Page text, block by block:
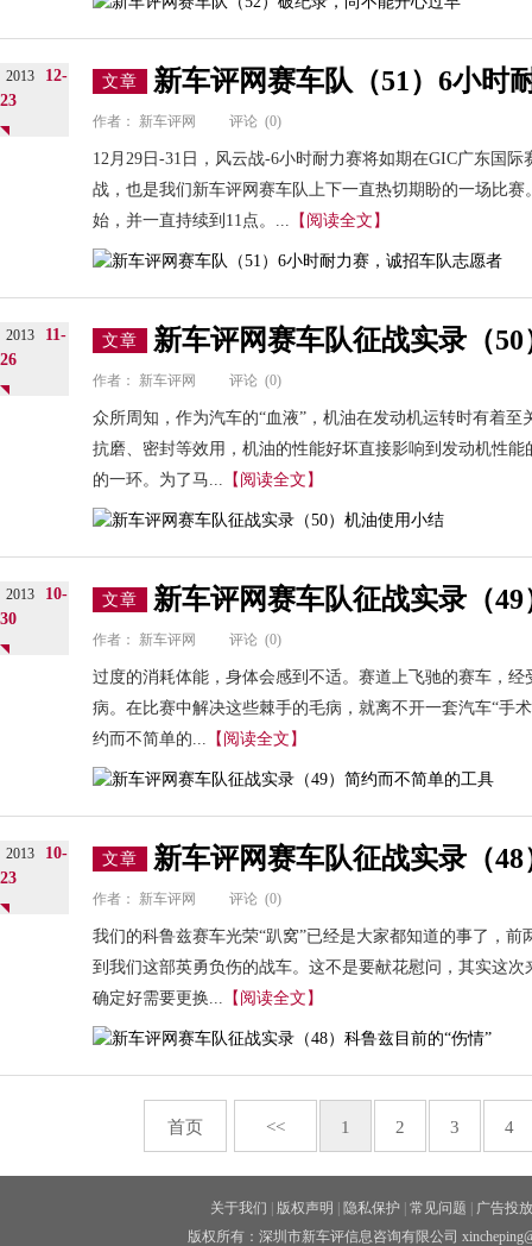
2013
12-
23
文章 新车评网赛车队（51）6小时
作者： 新车评网 评论 (0)
12月29日-31日，风云战-6小时耐力赛将如期在GIC广东国
战，也是我们新车评网赛车队上下一直热切期盼的一场比
始，并一直持续到11点。... 【阅读全文】
2013
11-
26
文章 新车评网赛车队征战实录（
作者： 新车评网 评论 (0)
众所周知，作为汽车的“血液”，机油在发动机运转时有着
抗磨、密封等效用，机油的性能好坏直接影响到发动机性
的一环。为了马... 【阅读全文】
2013
10-
30
文章 新车评网赛车队征战实录（
作者： 新车评网 评论 (0)
过度的消耗体能，身体会感到不适。赛道上飞驰的赛车，
病。在比赛中解决这些棘手的毛病，就离不开一套汽车“手
约而不简单的... 【阅读全文】
2013
10-
23
文章 新车评网赛车队征战实录（
作者： 新车评网 评论 (0)
我们的科鲁兹赛车光荣“趴窝”已经是大家都知道的事了，
到我们这部英勇负伤的战车。这不是要献花慰问，其实这
确定好需要更换... 【阅读全文】
首页 << 1 2 3 4
关于我们 版权声明 隐私保护 常见问题
广告投放
版权所有：深圳市新车评信息咨询有限公司